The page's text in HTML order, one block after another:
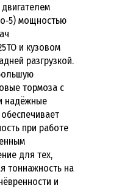
мощностью
и кузовом
разгрузкой.
тормоза с
надёжные
при работе
для тех,
тоннажность на
и